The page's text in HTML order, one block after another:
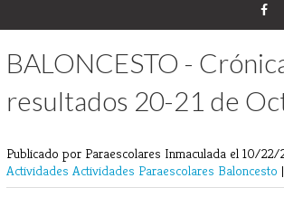
BALONCESTO -
resultados 20-21 de
Publicado por Paraescolares Inmaculada el 10/22/
Actividades Actividades Paraescolares Baloncesto |